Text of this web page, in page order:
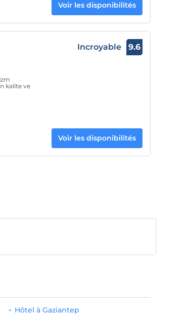
Voir les disponibilités
kalite ve
Incroyable 9.6
Voir les disponibilités
Hôtel à Gaziantep